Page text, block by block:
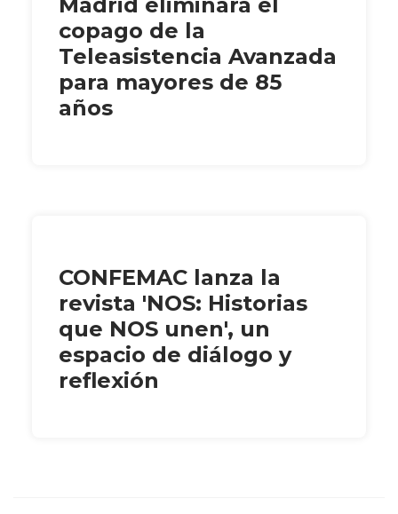
copago de la
Teleasistencia Avanzada
para mayores de 85
años
CONFEMAC lanza la
revista 'NOS: Historias
que NOS unen', un
espacio de diálogo y
reflexión